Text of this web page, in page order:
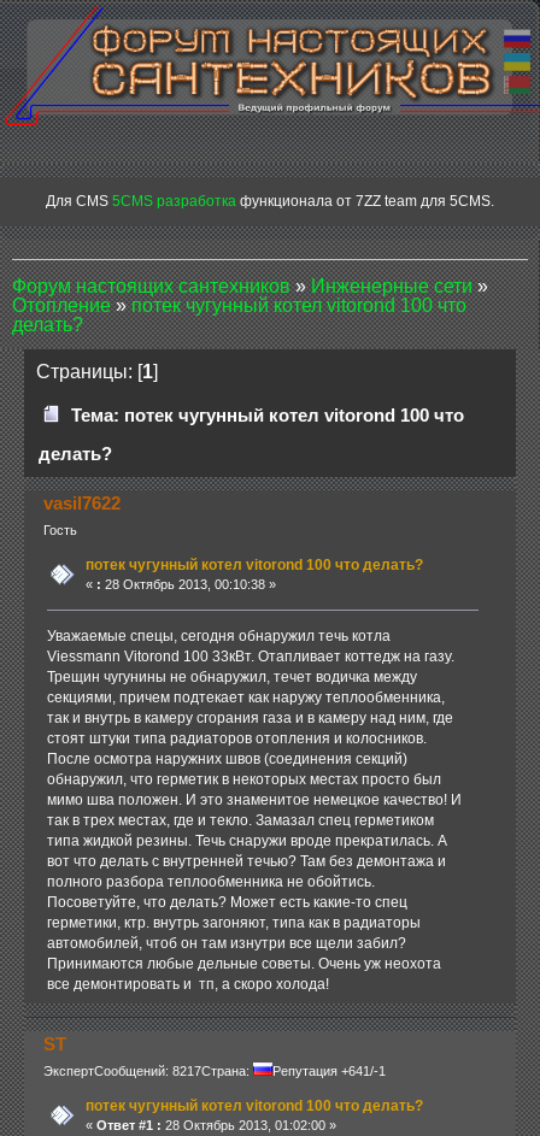
Для CMS 5CMS разработка функционала от 7ZZ team для 5CMS.
Форум настоящих сантехников»Инженерные сети»
Отопление»потек чугунный котел vitorond 100 что
делать?
Страницы: [1]
Тема: потек чугунный котел vitorond 100 что
делать?
vasil7622
Гость
потек чугунный котел vitorond 100 что делать?
« : 28 Октябрь 2013, 00:10:38 »
Уважаемые спецы, сегодня обнаружил течь котла
Viessmann Vitorond 100 33кВт. Отапливает коттедж на газу.
Трещин чугунины не обнаружил, течет водичка между
секциями, причем подтекает как наружу теплообменника,
так и внутрь в камеру сгорания газа и в камеру над ним, где
стоят штуки типа радиаторов отопления и колосников.
После осмотра наружних швов (соединения секций)
обнаружил, что герметик в некоторых местах просто был
мимо шва положен. И это знаменитое немецкое качество! И
так в трех местах, где и текло. Замазал спец герметиком
типа жидкой резины. Течь снаружи вроде прекратилась. А
вот что делать с внутренней течью? Там без демонтажа и
полного разбора теплообменника не обойтись.
Посоветуйте, что делать? Может есть какие-то спец
герметики, ктр. внутрь загоняют, типа как в радиаторы
автомобилей, чтоб он там изнутри все щели забил?
Принимаются любые дельные советы. Очень уж неохота
все демонтировать и тп, а скоро холода!
ST
ЭкспертСообщений: 8217Страна: Репутация +641/-1
потек чугунный котел vitorond 100 что делать?
« Ответ #1 : 28 Октябрь 2013, 01:02:00 »